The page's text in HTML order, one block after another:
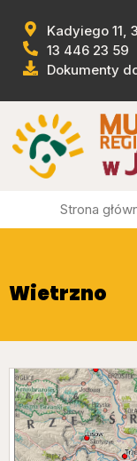
Kadyiego 11,
13 446 23 59
Dokumenty
Strona
Wietrzno